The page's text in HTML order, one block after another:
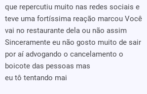
que repercutiu muito nas redes sociais e
teve uma fortíssima reação marcou Você
vai no restaurante dela ou não assim
Sinceramente eu não gosto muito de sair
por aí advogando o cancelamento o
boicote das pessoas mas
eu tô tentando mai